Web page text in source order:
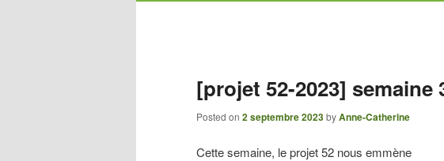
[projet 52-2023] semaine
Posted on 2 septembre 2023byAnne-Catherine
Cette semaine, le projet 52 nous emmène